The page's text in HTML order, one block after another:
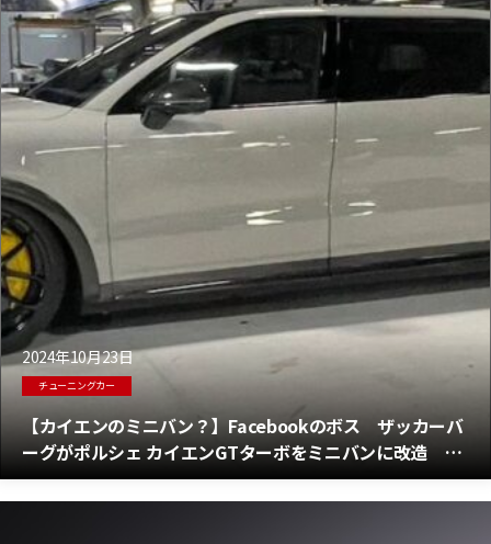
2024年10月23日
チューニングカー
【カイエンのミニバン？】Facebookのボス ザッカーバ
ーグがポルシェ カイエンGTターボをミニバンに改造 電
動スライドドア付き！